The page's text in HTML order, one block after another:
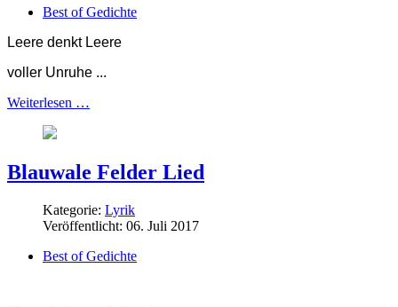
Best of Gedichte
Leere denkt Leere
voller Unruhe ...
Weiterlesen …
Blauwale Felder Lied
Kategorie: Lyrik
Veröffentlicht: 06. Juli 2017
Best of Gedichte